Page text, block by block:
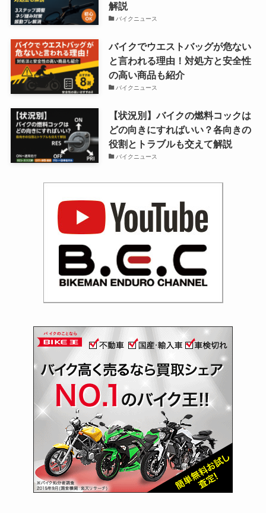
解説
バイクニュース
バイクでウエストバッグが危ない
と言われる理由！対処方と安全性
の高い商品も紹介
バイクニュース
【状況別】バイクの燃料コックは
どの向きにすればいい？各向きの
役割とトラブルも交えて解説
バイクニュース